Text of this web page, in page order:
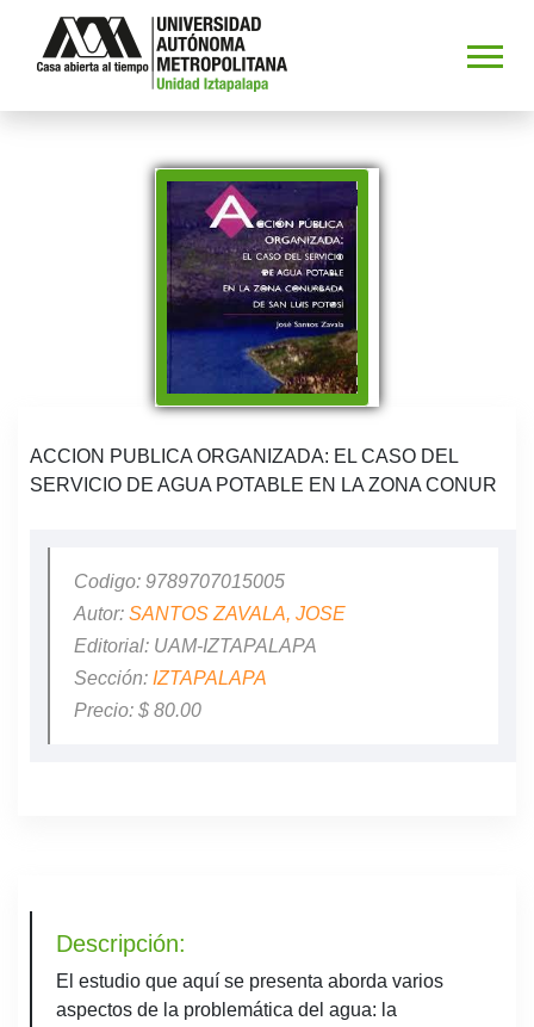
ACCION PUBLICA ORGANIZADA: EL CASO DEL
SERVICIO DE AGUA POTABLE EN LA ZONA CONUR
Codigo: 9789707015005
Autor: SANTOS ZAVALA, JOSE
Editorial: UAM-IZTAPALAPA
Sección: IZTAPALAPA
Precio: $ 80.00
Descripción:
El estudio que aquí se presenta aborda varios
aspectos de la problemática del agua: la